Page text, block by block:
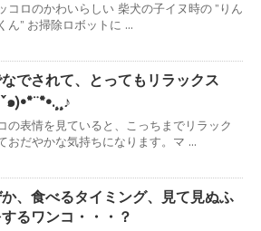
コロのかわいらしい 柴犬の子イヌ時の ”りん
ん” お掃除ロボットに ...
でされて、とってもリラックス
๑)•*¨*•.¸¸♪
の表情を見ていると、こっちまでリラック
おだやかな気持ちになります。マ ...
、食べるタイミング、見て見ぬふ
するワンコ・・・？